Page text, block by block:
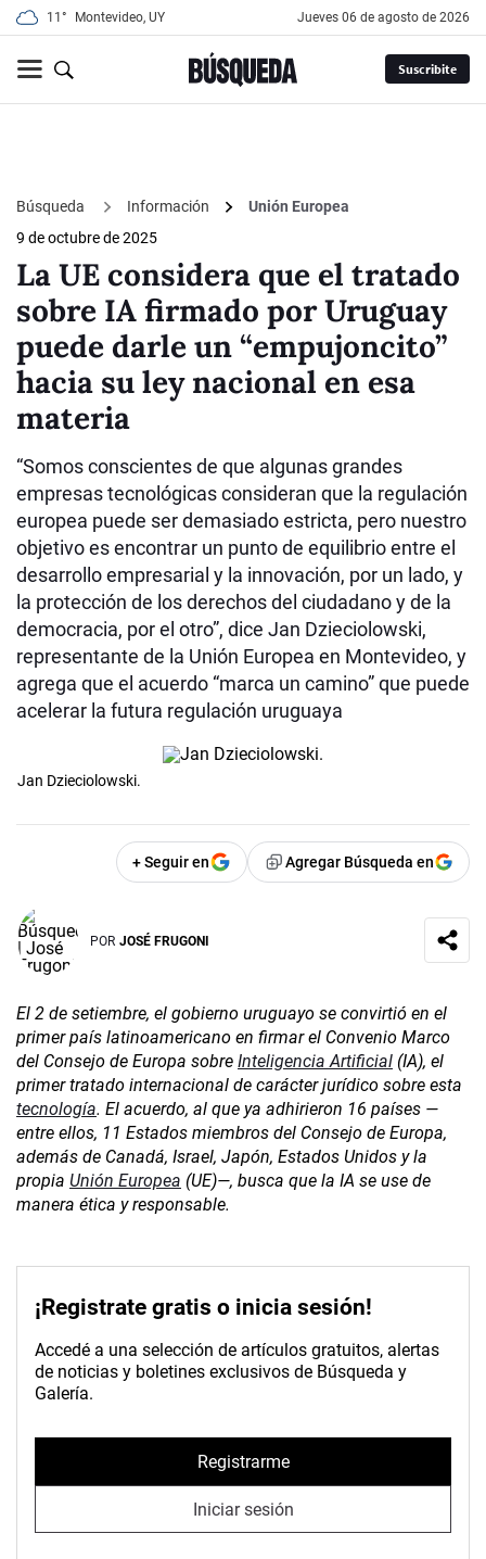
11° Montevideo, UY jueves 06 de agosto de 2026
Suscribite
Búsqueda Información
Unión Europea
9 de octubre de 2025
La UE considera que el tratado
sobre IA firmado por Uruguay
puede darle un “empujoncito”
hacia su ley nacional en esa
materia
“Somos conscientes de que algunas grandes
empresas tecnológicas consideran que la regulación
europea puede ser demasiado estricta, pero nuestro
objetivo es encontrar un punto de equilibrio entre el
desarrollo empresarial y la innovación, por un lado, y
la protección de los derechos del ciudadano y de la
democracia, por el otro”, dice Jan Dzieciolowski,
representante de la Unión Europea en Montevideo, y
agrega que el acuerdo “marca un camino” que puede
acelerar la futura regulación uruguaya
Jan Dzieciolowski.
+ Seguir en Agregar Búsqueda en
POR JOSÉ FRUGONI
El 2 de setiembre, el gobierno uruguayo se convirtió en el
primer país latinoamericano en firmar el Convenio Marco
del Consejo de Europa sobre Inteligencia Artificial (IA), el
primer tratado internacional de carácter jurídico sobre esta
tecnología. El acuerdo, al que ya adhirieron 16 países —
entre ellos, 11 Estados miembros del Consejo de Europa,
además de Canadá, Israel, Japón, Estados Unidos y la
propia Unión Europea (UE)—, busca que la IA se use de
manera ética y responsable.
¡Registrate gratis o inicia sesión!
Accedé a una selección de artículos gratuitos, alertas
de noticias y boletines exclusivos de Búsqueda y
Galería.
Registrarme
Iniciar sesión